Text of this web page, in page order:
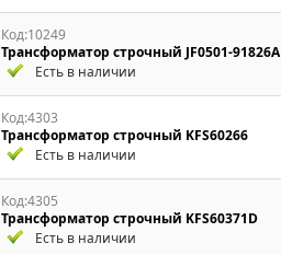
Код:10249
Трансформатор строчный JF0501-91826A
Есть в наличии
Код:4303
Трансформатор строчный KFS60266
Есть в наличии
Код:4305
Трансформатор строчный KFS60371D
Есть в наличии